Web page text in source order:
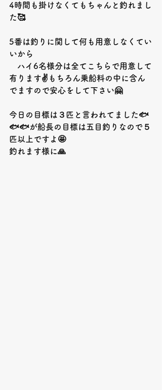
4時間も掛けなくてもちゃんと釣れまし
た🥰
5番は釣りに関して何も用意しなくてい
いから
ハイ6名様分は全てこちらで用意して
有ります✌️ もちろん乗船料の中に含ん
でますので安心をして下さい🤗
今日の目標は３匹と言われてました🐟
🐟🐟が船長の目標は五目釣りなので５
匹以上ですよ 🤩
釣れます様に🙏